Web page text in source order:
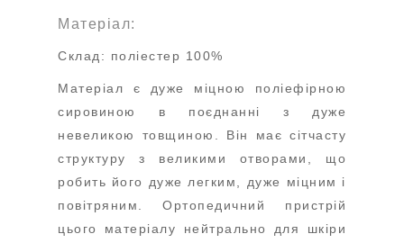
Матеріал:
Склад: поліестер 100%
Матеріал є дуже міцною поліефірною
сировиною в поєднанні з дуже
невеликою товщиною. Він має сітчасту
структуру з великими отворами, що
робить його дуже легким, дуже міцним і
повітряним. Ортопедичний пристрій
цього матеріалу нейтрально для шкіри